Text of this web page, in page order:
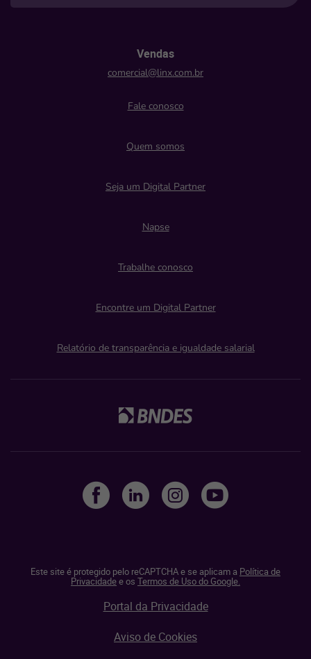
Vendas
comercial@linx.com.br
Fale conosco
Quem somos
Seja um Digital Partner
Napse
Trabalhe conosco
Encontre um Digital Partner
Relatório de transparência e igualdade salarial
Este site é protegido pelo reCAPTCHA e se aplicam a Política de
Privacidadee os Termos de Uso do Google.
Portal da Privacidade
Aviso de Cookies